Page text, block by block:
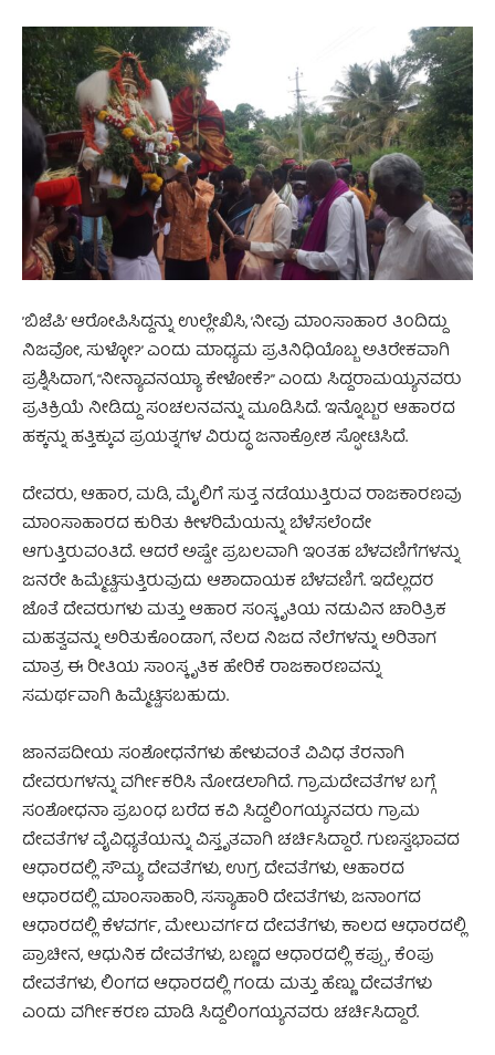
’ಬಿಜೆಪಿ’ ಆರೋಪಿಸಿದ್ದನ್ನು ಉಲ್ಲೇಖಿಸಿ, ’ನೀವು ಮಾಂಸಾಹಾರ ತಿಂದಿದ್ದು
ನಿಜವೋ, ಸುಳ್ಳೋ?’ ಎಂದು ಮಾಧ್ಯಮ ಪ್ರತಿನಿಧಿಯೊಬ್ಬ ಅತಿರೇಕವಾಗಿ
ಪ್ರಶ್ನಿಸಿದಾಗ, “ನೀನ್ಯಾವನಯ್ಯಾ ಕೇಳೋಕೆ?” ಎಂದು ಸಿದ್ದರಾಮಯ್ಯನವರು
ಪ್ರತಿಕ್ರಿಯೆ ನೀಡಿದ್ದು ಸಂಚಲನವನ್ನು ಮೂಡಿಸಿದೆ. ಇನ್ನೊಬ್ಬರ ಆಹಾರದ
ಹಕ್ಕನ್ನು ಹತ್ತಿಕ್ಕುವ ಪ್ರಯತ್ನಗಳ ವಿರುದ್ಧ ಜನಾಕ್ರೋಶ ಸ್ಫೋಟಿಸಿದೆ.
ದೇವರು, ಆಹಾರ, ಮಡಿ, ಮೈಲಿಗೆ ಸುತ್ತ ನಡೆಯುತ್ತಿರುವ ರಾಜಕಾರಣವು
ಮಾಂಸಾಹಾರದ ಕುರಿತು ಕೀಳರಿಮೆಯನ್ನು ಬೆಳೆಸಲೆಂದೇ
ಆಗುತ್ತಿರುವಂತಿದೆ. ಆದರೆ ಅಷ್ಟೇ ಪ್ರಬಲವಾಗಿ ಇಂತಹ ಬೆಳವಣಿಗೆಗಳನ್ನು
ಜನರೇ ಹಿಮ್ಮೆಟ್ಟಿಸುತ್ತಿರುವುದು ಆಶಾದಾಯಕ ಬೆಳವಣಿಗೆ. ಇದೆಲ್ಲದರ
ಜೊತೆ ದೇವರುಗಳು ಮತ್ತು ಆಹಾರ ಸಂಸ್ಕೃತಿಯ ನಡುವಿನ ಚಾರಿತ್ರಿಕ
ಮಹತ್ವವನ್ನು ಅರಿತುಕೊಂಡಾಗ, ನೆಲದ ನಿಜದ ನೆಲೆಗಳನ್ನು ಅರಿತಾಗ
ಮಾತ್ರ ಈ ರೀತಿಯ ಸಾಂಸ್ಕೃತಿಕ ಹೇರಿಕೆ ರಾಜಕಾರಣವನ್ನು
ಸಮರ್ಥವಾಗಿ ಹಿಮ್ಮೆಟ್ಟಿಸಬಹುದು.
ಜಾನಪದೀಯ ಸಂಶೋಧನೆಗಳು ಹೇಳುವಂತೆ ವಿವಿಧ ತೆರನಾಗಿ
ದೇವರುಗಳನ್ನು ವರ್ಗೀಕರಿಸಿ ನೋಡಲಾಗಿದೆ. ಗ್ರಾಮದೇವತೆಗಳ ಬಗ್ಗೆ
ಸಂಶೋಧನಾ ಪ್ರಬಂಧ ಬರೆದ ಕವಿ ಸಿದ್ದಲಿಂಗಯ್ಯನವರು ಗ್ರಾಮ
ದೇವತೆಗಳ ವೈವಿಧ್ಯತೆಯನ್ನು ವಿಸ್ತೃತವಾಗಿ ಚರ್ಚಿಸಿದ್ದಾರೆ. ಗುಣಸ್ವಭಾವದ
ಆಧಾರದಲ್ಲಿ ಸೌಮ್ಯ ದೇವತೆಗಳು, ಉಗ್ರ ದೇವತೆಗಳು, ಆಹಾರದ
ಆಧಾರದಲ್ಲಿ ಮಾಂಸಾಹಾರಿ, ಸಸ್ಯಾಹಾರಿ ದೇವತೆಗಳು, ಜನಾಂಗದ
ಆಧಾರದಲ್ಲಿ ಕೆಳವರ್ಗ, ಮೇಲುವರ್ಗದ ದೇವತೆಗಳು, ಕಾಲದ ಆಧಾರದಲ್ಲಿ
ಪ್ರಾಚೀನ, ಆಧುನಿಕ ದೇವತೆಗಳು, ಬಣ್ಣದ ಆಧಾರದಲ್ಲಿ ಕಪ್ಪು, ಕೆಂಪು
ದೇವತೆಗಳು, ಲಿಂಗದ ಆಧಾರದಲ್ಲಿ ಗಂಡು ಮತ್ತು ಹೆಣ್ಣು ದೇವತೆಗಳು
ಎಂದು ವರ್ಗೀಕರಣ ಮಾಡಿ ಸಿದ್ದಲಿಂಗಯ್ಯನವರು ಚರ್ಚಿಸಿದ್ದಾರೆ.